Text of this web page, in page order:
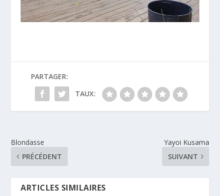
PARTAGER:
TAUX:
Blondasse
PRÉCÉDENT
Yayoi Kusama
SUIVANT
ARTICLES SIMILAIRES